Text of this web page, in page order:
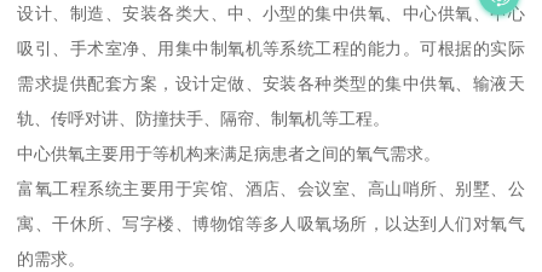
设计、制造、安装各类大、中、小型的集中供氧、中心供氧、中心
吸引、手术室净、用集中制氧机等系统工程的能力。可根据的实际
需求提供配套方案，设计定做、安装各种类型的集中供氧、输液天
轨、传呼对讲、防撞扶手、隔帘、制氧机等工程。
中心供氧主要用于等机构来满足病患者之间的氧气需求。
富氧工程系统主要用于宾馆、酒店、会议室、高山哨所、别墅、公
寓、干休所、写字楼、博物馆等多人吸氧场所，以达到人们对氧气
的需求。